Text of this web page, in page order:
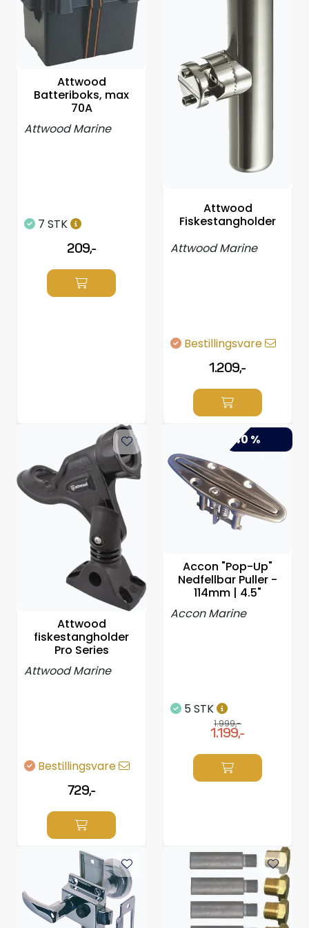
Attwood
Batteriboks, max
70A
Attwood Marine
7 STK
209,-
Attwood
Fiskestangholder
Attwood Marine
Bestillingsvare
1.209,-
Attwood
fiskestangholder
Pro Series
Attwood Marine
Bestillingsvare
729,-
-40 %
Accon "Pop-Up"
Nedfellbar Puller -
114mm | 4.5"
Accon Marine
5 STK
1.999,-
1.199,-